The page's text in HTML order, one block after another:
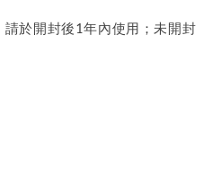
於開封後1年內使用；未開封